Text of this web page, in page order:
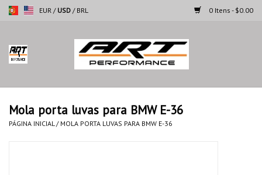
EUR / USD / BRL 0 Itens - $0.00
Página inicial
Motocicletas
Automoveis
Mola porta luvas para BMW E-36
PÁGINA INICIAL / MOLA PORTA LUVAS PARA BMW E-36